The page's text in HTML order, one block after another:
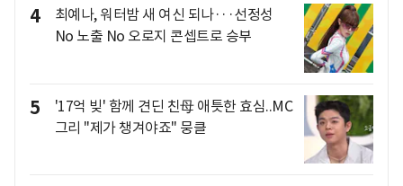
4
최예나, 워터밤 새 여신 되나···선정성
No 노출 No 오로지 콘셉트로 승부
5
'17억 빚' 함께 견딘 친母 애틋한 효심..MC
그리 "제가 챙겨야죠" 뭉클